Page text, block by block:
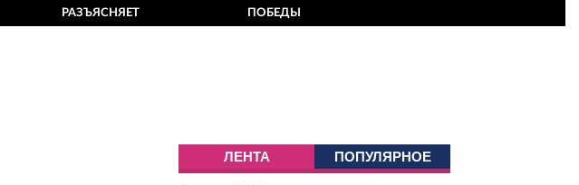
РАЗЪЯСНЯЕТ ПОБЕДЫ
ЛЕНТА ПОПУЛЯРНОЕ